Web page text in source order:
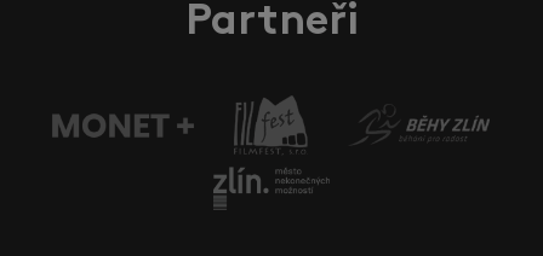
Partneři